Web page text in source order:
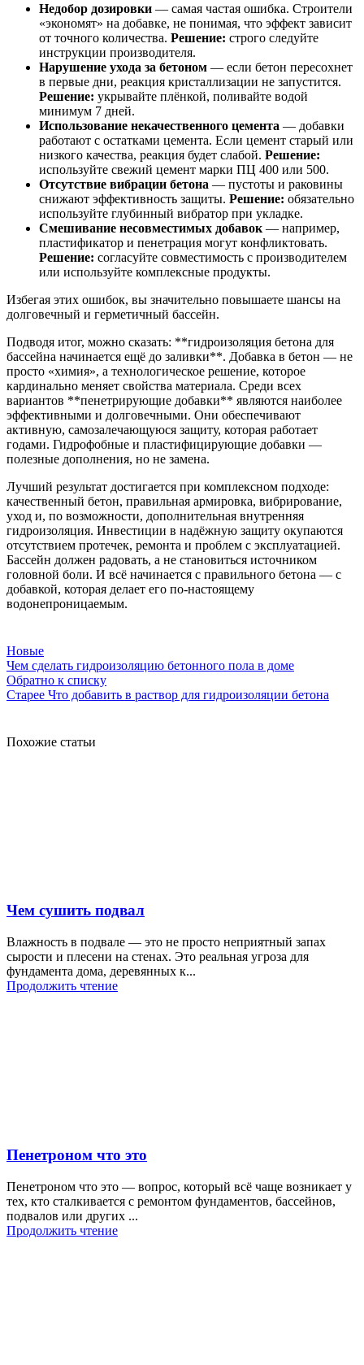
Недобор дозировки — самая частая ошибка. Строители
«экономят» на добавке, не понимая, что эффект зависит
от точного количества. Решение: строго следуйте
инструкции производителя.
Нарушение ухода за бетоном — если бетон пересохнет
в первые дни, реакция кристаллизации не запустится.
Решение: укрывайте плёнкой, поливайте водой
минимум 7 дней.
Использование некачественного цемента — добавки
работают с остатками цемента. Если цемент старый или
низкого качества, реакция будет слабой. Решение:
используйте свежий цемент марки ПЦ 400 или 500.
Отсутствие вибрации бетона — пустоты и раковины
снижают эффективность защиты. Решение: обязательно
используйте глубинный вибратор при укладке.
Смешивание несовместимых добавок — например,
пластификатор и пенетрация могут конфликтовать.
Решение: согласуйте совместимость с производителем
или используйте комплексные продукты.
Избегая этих ошибок, вы значительно повышаете шансы на
долговечный и герметичный бассейн.
Подводя итог, можно сказать: **гидроизоляция бетона для
бассейна начинается ещё до заливки**. Добавка в бетон — не
просто «химия», а технологическое решение, которое
кардинально меняет свойства материала. Среди всех
вариантов **пенетрирующие добавки** являются наиболее
эффективными и долговечными. Они обеспечивают
активную, самозалечающуюся защиту, которая работает
годами. Гидрофобные и пластифицирующие добавки —
полезные дополнения, но не замена.
Лучший результат достигается при комплексном подходе:
качественный бетон, правильная армировка, вибрирование,
уход и, по возможности, дополнительная внутренняя
гидроизоляция. Инвестиции в надёжную защиту окупаются
отсутствием протечек, ремонта и проблем с эксплуатацией.
Бассейн должен радовать, а не становиться источником
головной боли. И всё начинается с правильного бетона — с
добавкой, которая делает его по-настоящему
водонепроницаемым.
Новые
Чем сделать гидроизоляцию бетонного пола в доме
Обратно к списку
Старее Что добавить в раствор для гидроизоляции бетона
Похожие статьи
Чем сушить подвал
Влажность в подвале — это не просто неприятный запах
сырости и плесени на стенах. Это реальная угроза для
фундамента дома, деревянных к...
Продолжить чтение
Пенетроном что это
Пенетроном что это — вопрос, который всё чаще возникает у
тех, кто сталкивается с ремонтом фундаментов, бассейнов,
подвалов или других ...
Продолжить чтение